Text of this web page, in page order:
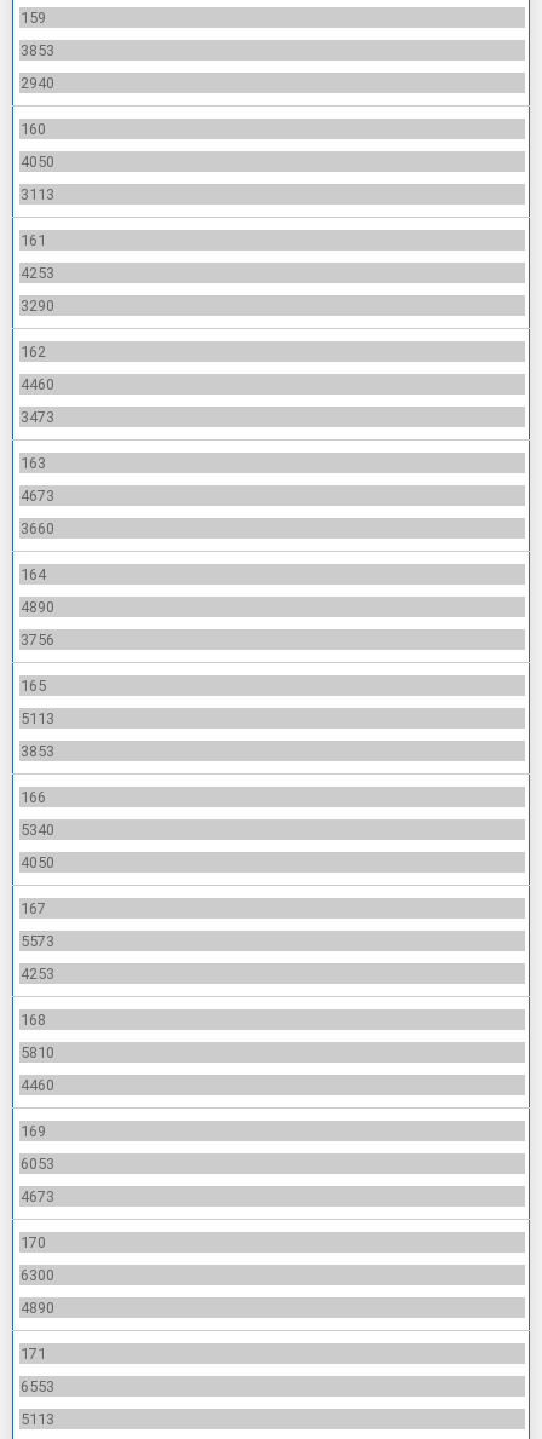
159
3853
2940
160
4050
3113
161
4253
3290
162
4460
3473
163
4673
3660
164
4890
3756
165
5113
3853
166
5340
4050
167
5573
4253
168
5810
4460
169
6053
4673
170
6300
4890
171
6553
5113